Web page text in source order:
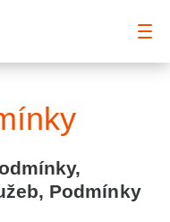
Podmínky